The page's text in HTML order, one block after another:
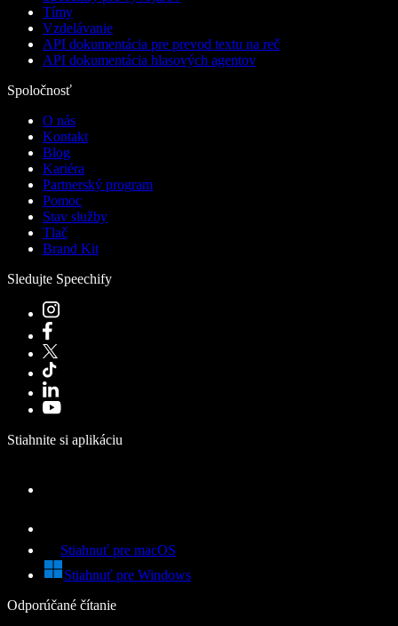
Tímy
Vzdelávanie
API dokumentácia pre prevod textu na reč
API dokumentácia hlasových agentov
Spoločnosť
O nás
Kontakt
Blog
Kariéra
Partnerský program
Pomoc
Stav služby
Tlač
Brand Kit
Sledujte Speechify
Stiahnite si aplikáciu
Stiahnuť pre macOS
Stiahnuť pre Windows
Odporúčané čítanie